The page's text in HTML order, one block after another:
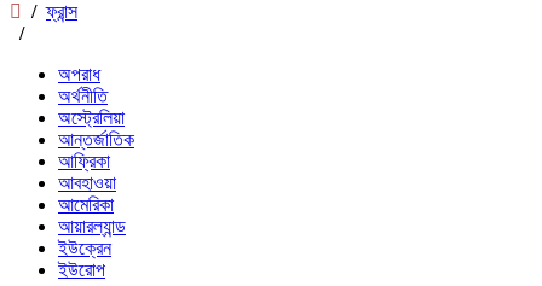
/ফ্রান্স
/
অপরাধ
অর্থনীতি
অস্ট্রেলিয়া
আন্তর্জাতিক
আফ্রিকা
আবহাওয়া
আমেরিকা
আয়ারল্যান্ড
ইউক্রেন
ইউরোপ